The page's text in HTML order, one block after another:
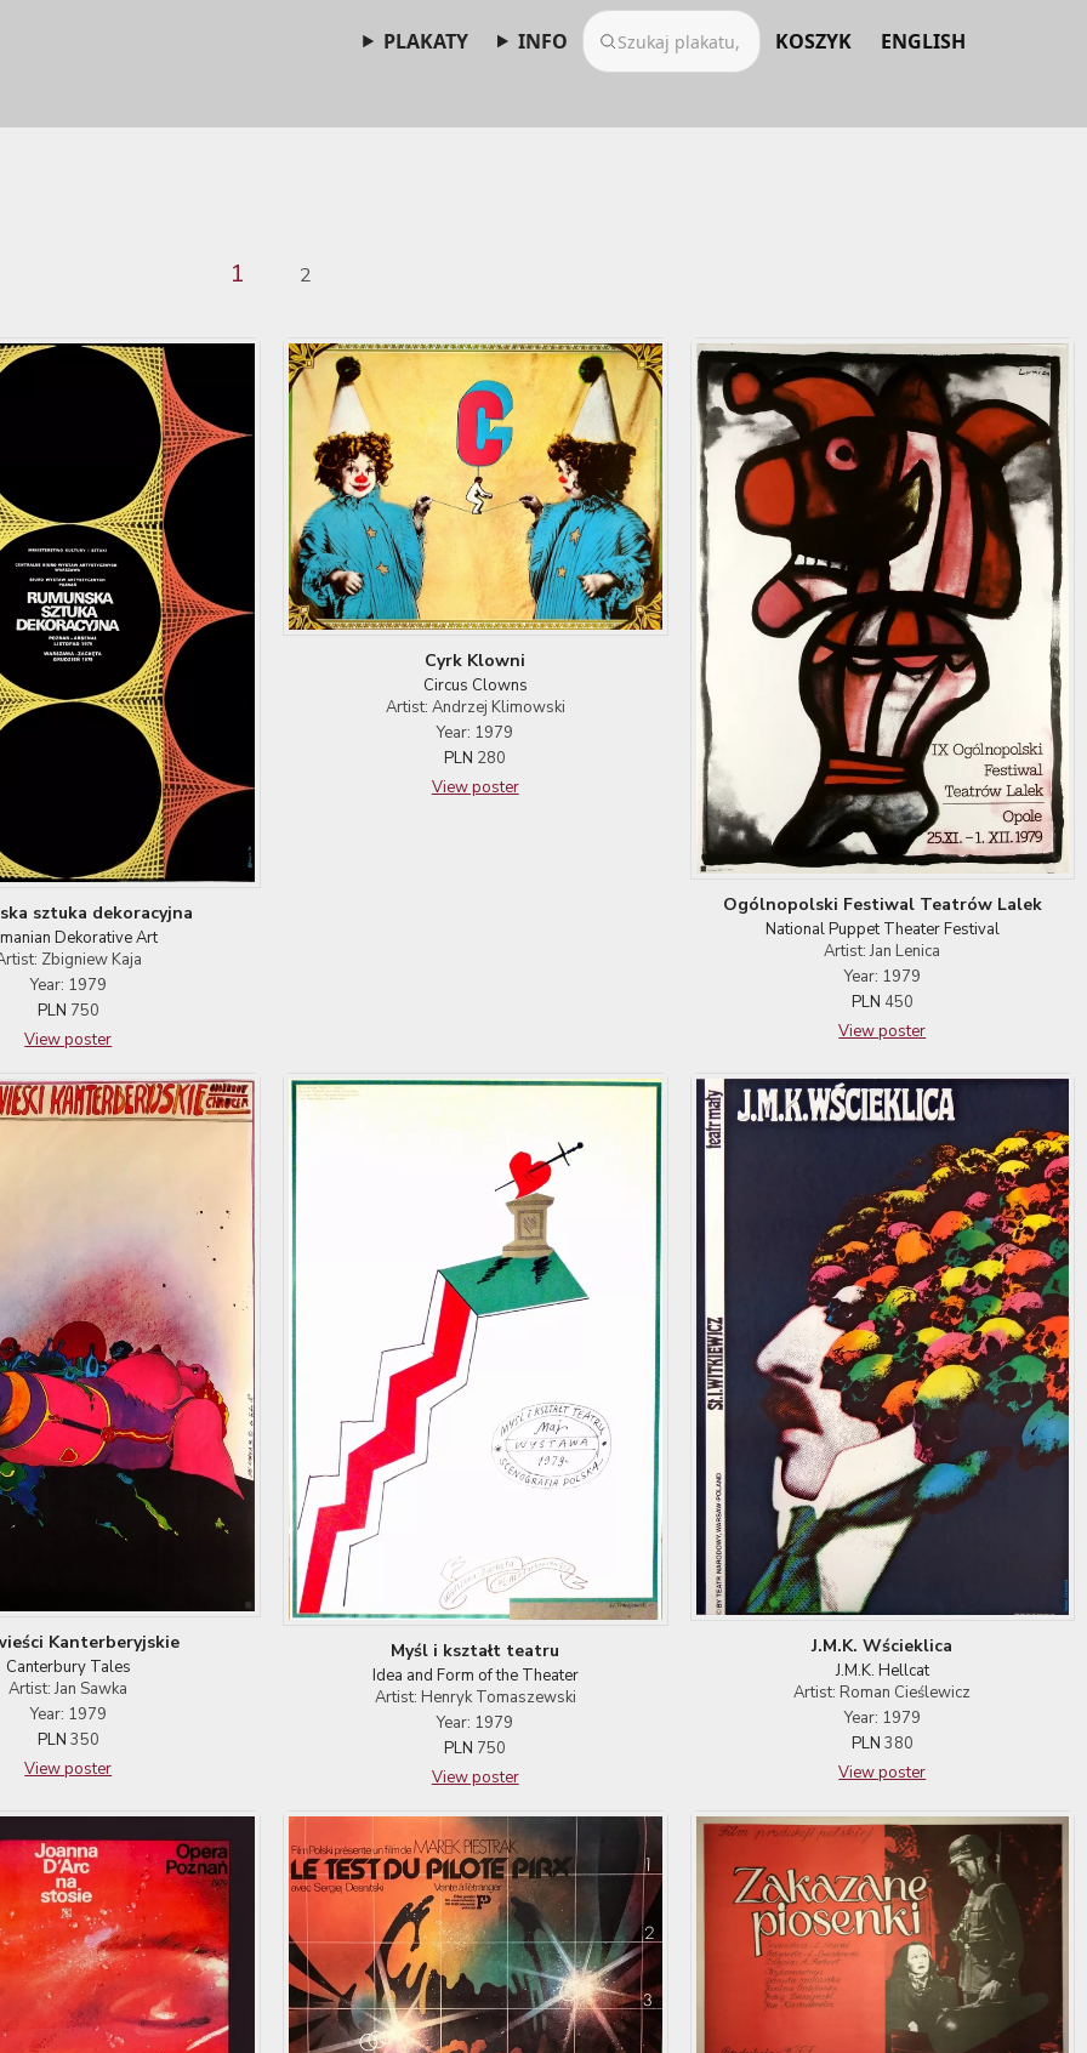
PLAKATY INFO KOSZYK ENGLISH
1 2
sztuka dekoracyjna
Dekorative Art
Zbigniew Kaja
Year: 1979
PLN 750
View poster
Cyrk Klowni
Circus Clowns
Artist: Andrzej Klimowski
Year: 1979
PLN 280
View poster
Ogólnopolski Festiwal Teatrów Lalek
National Puppet Theater Festival
Artist: Jan Lenica
Year: 1979
PLN 450
View poster
Kanterberyjskie
Canterbury Tales
Artist: Jan Sawka
Year: 1979
PLN 350
View poster
Myśl i kształt teatru
Idea and Form of the Theater
Artist: Henryk Tomaszewski
Year: 1979
PLN 750
View poster
J.M.K. Wścieklica
J.M.K. Hellcat
Artist: Roman Cieślewicz
Year: 1979
PLN 380
View poster